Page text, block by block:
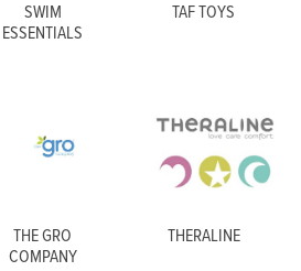
SWIM
ESSENTIALS
TAF TOYS
THE GRO
COMPANY
THERALINE